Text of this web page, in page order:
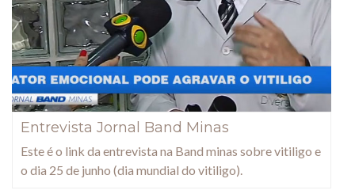
Entrevista Jornal Band Minas
Este é o link da entrevista na Band minas sobre vitiligo e
o dia 25 de junho (dia mundial do vitiligo).